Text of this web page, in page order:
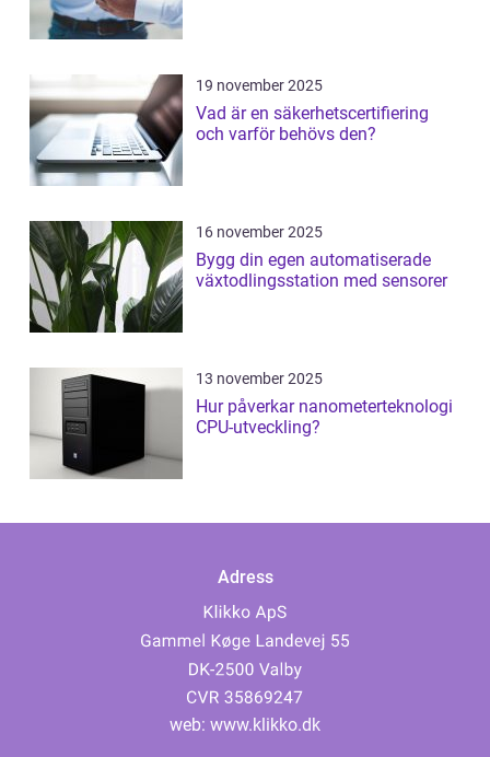
19 november 2025
Vad är en säkerhetscertifiering
och varför behövs den?
16 november 2025
Bygg din egen automatiserade
växtodlingsstation med sensorer
13 november 2025
Hur påverkar nanometerteknologi
CPU-utveckling?
Adress
web: www.klikko.dk